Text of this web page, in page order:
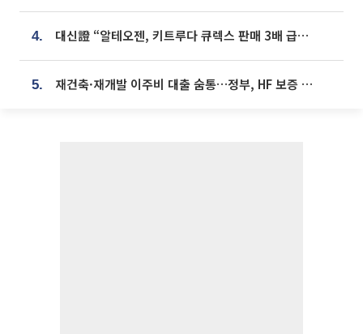
4. 대신證 “알테오젠, 키트루다 큐렉스 판매 3배 급증…목표가 41만원 상향”
5. 재건축·재개발 이주비 대출 숨통…정부, HF 보증 신설 추진